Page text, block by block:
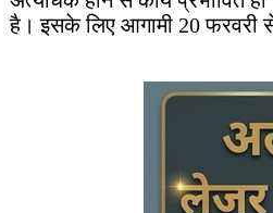
है। इसके लिए आगामी 20 फरवरी